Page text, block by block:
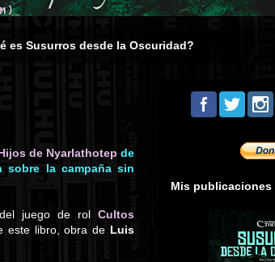
es Susurros desde la Oscuridad?
de Nyarlathotep de
la campaña sin
juego de rolCultos
este libro, obra de Luis
Mis publicaciones